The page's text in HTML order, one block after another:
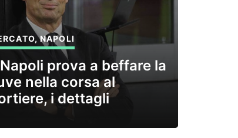
,NAPOLI
prova a beffare la
nella corsa al
i dettagli